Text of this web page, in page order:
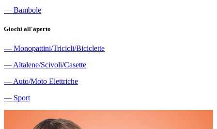
― Bambole
Giochi all'aperto
― Monopattini/Tricicli/Biciclette
― Altalene/Scivoli/Casette
― Auto/Moto Elettriche
― Sport